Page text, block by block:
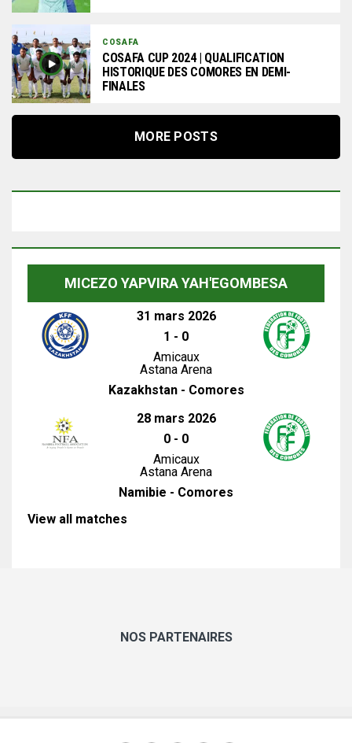
COSAFA
COSAFA CUP 2024 | QUALIFICATION
HISTORIQUE DES COMORES EN DEMI-
FINALES
MORE POSTS
MICEZO YAPVIRA YAH'EGOMBESA
31 mars 2026
1 - 0
Amicaux
Astana Arena
Kazakhstan - Comores
28 mars 2026
0 - 0
Amicaux
Astana Arena
Namibie - Comores
View all matches
NOS PARTENAIRES